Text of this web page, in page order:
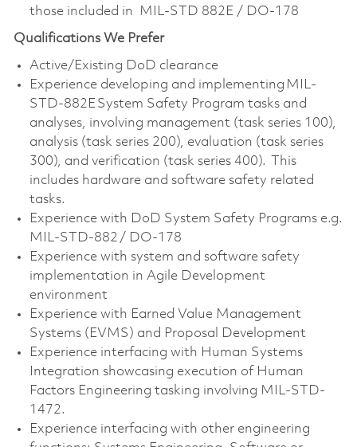
those included in MIL-STD 882E / DO-178
Qualifications We Prefer
Active/Existing DoD clearance
Experience developing and implementing MIL-
STD-882E System Safety Program tasks and
analyses, involving management (task series 100),
analysis (task series 200), evaluation (task series
300), and verification (task series 400). This
includes hardware and software safety related
tasks.
Experience with DoD System Safety Programs e.g.
MIL-STD-882 / DO-178
Experience with system and software safety
implementation in Agile Development
environment
Experience with Earned Value Management
Systems (EVMS) and Proposal Development
Experience interfacing with Human Systems
Integration showcasing execution of Human
Factors Engineering tasking involving MIL-STD-
1472.
Experience interfacing with other engineering